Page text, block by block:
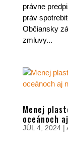
právne
práv
Občiansky
zmluvy...
Menej
oceánoch
JÚL 4, 2024|